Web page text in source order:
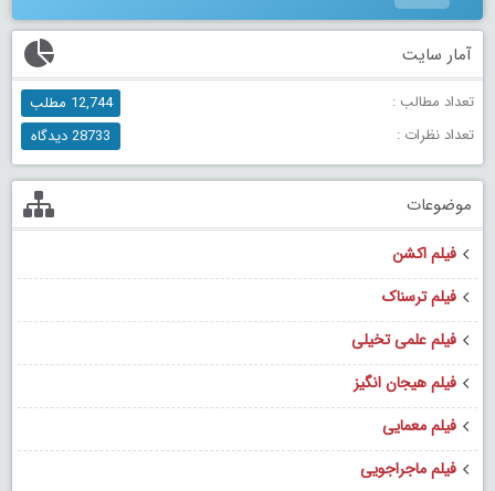
آمار سایت
تعداد مطالب :
12,744 مطلب
تعداد نظرات :
28733 دیدگاه
موضوعات
فیلم اکشن
فیلم ترسناک
فیلم علمی تخیلی
فیلم هیجان انگیز
فیلم معمایی
فیلم ماجراجویی